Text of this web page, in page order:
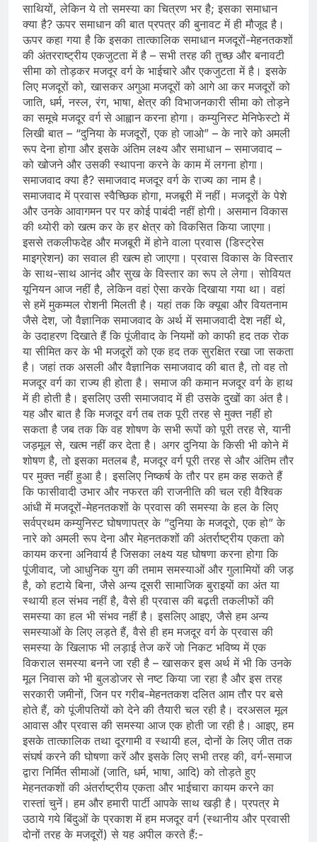
साथि‍यों, लेकिन ये तो समस्‍या का चित्रण भर है; इसका समाधान
क्या है? ऊपर समाधान की बात प्रपत्र की बुनावट में ही मौजूद है।
ऊपर कहा गया है कि इसका तात्कालिक समाधान मजदूरों-मेहनतकशों
की अंतरराष्ट्रीय एकजुटता में है – सभी तरह की तुच्‍छ और बनावटी
सीमा को तोड़कर मजदूर वर्ग के भाईचारे और एकजुटता में है। इसके
लिए मजदूरों को, खासकर अगुआ मजदूरों को आगे आ कर मजदूरों को
जाति, धर्म, नस्ल, रंग, भाषा, क्षेत्र की विभाजनकारी सीमा को तोड़ने
का समूचे मजदूर वर्ग से आह्वान करना होगा। कम्युनिस्ट मेनिफेस्टो में
लिखी बात – “दुनिया के मजदूरों, एक हो जाओ” – के नारे को अमली
रूप देना होगा और इसके अंतिम लक्ष्‍य और समाधान – समाजवाद –
को खोजने और उसकी स्‍थापना करने के काम में लगना होगा।
समाजवाद क्‍या है? समाजवाद मजदूर वर्ग के राज्‍य का नाम है।
समाजवाद में प्रवास स्वैच्छिक होगा, मजबूरी में नहीं। मजदूरों के पेशे
और उनके आवागमन पर पर कोई पाबंदी नहीं होगी। असमान विकास
की थ्‍योरी को खत्‍म कर के हर क्षेत्र को विकसित किया जाएगा।
इससे तकलीफदेह और मजबूरी में होने वाला प्रवास (डिस्‍ट्रेस
माइग्रेशन) का सवाल ही खत्‍म हो जाएगा। प्रवास विकास के विस्‍तार
के साथ-साथ आनंद और सुख के विस्‍तार का रूप ले लेगा। सोवियत
यूनियन आज नहीं है, लेकिन वहां ऐसा करके दिखाया गया था। वहां
से हमें मुकम्‍मल रोशनी मिलती है। यहां तक कि क्यूबा और वियतनाम
जैसे देश, जो वैज्ञानिक समाजवाद के अर्थ में समाजवादी देश नहीं थे,
के उदाहरण दिखाते हैं कि पूंजीवाद के नियमों को काफी हद तक रोक
या सीमित कर के भी मजदूरों को एक हद तक सुरक्षित रखा जा सकता
है। जहां तक असली और वैज्ञानिक समाजवाद की बात है, तो वह तो
मजदूर वर्ग का राज्‍य ही होता है। समाज की कमान मजदूर वर्ग के हाथ
में ही होती है। इसलिए उसी समाजवाद में ही उसके दुखों का अंत है।
यह और बात है कि मजदूर वर्ग तब तक पूरी तरह से मुक्‍त नहीं हो
सकता है जब तक कि वह शोषण के सभी रूपों को पूरी तरह से, यानी
जड़मूल से, खत्‍म नहीं कर देता है। अगर दुनिया के किसी भी कोने में
शोषण है, तो इसका मतलब है, मजदूर वर्ग पूरी तरह से और अंतिम तौर
पर मुक्‍त नहीं हुआ है। इसलिए निष्कर्ष के तौर पर हम कह सकते हैं
कि फासीवादी उभार और नफरत की राजनीति की चल रही वैश्विक
आंधी में मजदूरों-मेहनतकशों के प्रवास की समस्या के हल के लिए
सर्वप्रथम कम्युनिस्ट घोषणापत्र के ”दुनिया के मजदूरो, एक हो” के
नारे को अमली रूप देना और मेहनतकशों की अंतर्राष्ट्रीय एकता को
कायम करना अनिवार्य है जिसका लक्ष्य यह घोषणा करना होगा कि
पूंजीवाद, जो आधुनिक युग की तमाम समस्याओं और गुलामियों की जड़
है, को हटाये बिना, जैसे अन्य‍ दूसरी सामाजिक बुराइयों का अंत या
स्थायी हल संभव नहीं है, वैसे ही प्रवास की बढ़ती तकलीफों की
समस्या का हल भी संभव नहीं है। इसलिए आइए, जैसे हम अन्य
समस्याओं के लिए लड़ते हैं, वैसे ही हम मजदूर वर्ग के प्रवास की
समस्या के खिलाफ भी लड़ाई तेज करें जो निकट भविष्‍य में एक
विकराल समस्‍या बनने जा रही है – खासकर इस अर्थ में भी कि उनके
मूल निवास को भी बुलडोजर से नष्‍ट किया जा रहा है और इस तरह
सरकारी जमीनों, जिन पर गरीब-मेहनतकश दलित आम तौर पर बसे
होते हैं, को पूंजीपतियों को देने की तैयारी चल रही है। दरअसल मूल
आवास और प्रवास की समस्‍या आज एक होती जा रही है। आइए, हम
इसके तात्कालिक तथा दूरगामी व स्थायी हल, दोनों के लिए जीत तक
संघर्ष करने की घोषणा करें और इसके लिए सभी तरह की, वर्ग-समाज
द्वारा निर्मित सीमाओं (जाति, धर्म, भाषा, आदि) को तोड़ते हुए
मेहनतकशों की अंतर्राष्ट्रीय एकता और भाईचारा कायम करने का
रास्तां चुनें। हम और हमारी पार्टी आपके साथ खड़ी है। प्रपत्र मे
उठाये गये बिंदुओं के प्रकाश में हम मजदूर वर्ग (स्‍थानीय और प्रवासी
दोनों तरह के मजदूरों) से यह अपील करते हैं:-